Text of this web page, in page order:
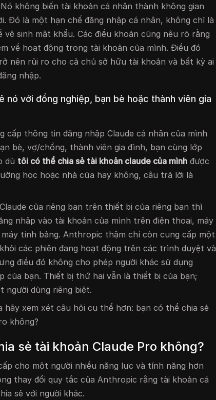
không biến tài khoản cá nhân thành không gian
Đó là một hạn chế đăng nhập cá nhân, không chỉ là
vệ sinh mật khẩu. Các điều khoản cũng nêu rõ rằng
về hoạt động trong tài khoản của mình. Điều đó
nên rủi ro cho cả chủ sở hữu tài khoản và bất kỳ ai
nhập.
nó với đồng nghiệp, bạn bè hoặc thành viên gia
cấp thông tin đăng nhập Claude cá nhân của mình
bè, vợ/chồng, thành viên gia đình, bạn cùng lớp
dù tôi có thể chia sẻ tài khoản claude của mình được
học hoặc nhà cửa hay không, câu trả lời là
của riêng bạn trên thiết bị của riêng bạn thì
nhập vào tài khoản của mình trên điện thoại, máy
tính bảng. Anthropic thậm chí còn cung cấp một
các phiên đang hoạt động trên các trình duyệt và
điều đó không cho phép người khác sử dụng
của bạn. Thiết bị thứ hai vẫn là thiết bị của bạn;
người dùng riêng biệt.
hãy xem xét câu hỏi cụ thể hơn: bạn có thể chia sẻ
không?
sẻ tài khoản Claude Pro không?
cho một người nhiều năng lực và tính năng hơn
thay đổi quy tắc của Anthropic rằng tài khoản cá
sẻ với người khác.